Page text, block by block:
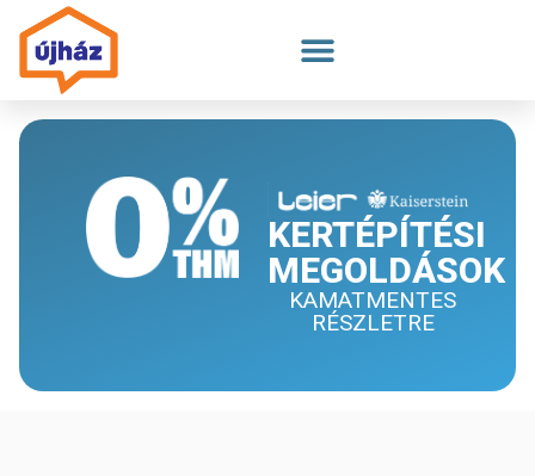
KERTÉPÍTÉSI
MEGOLDÁSOK
KAMATMENTES
RÉSZLETRE